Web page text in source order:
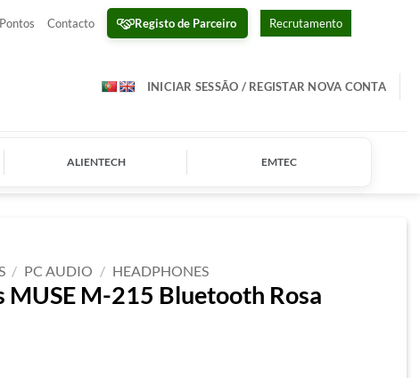
Contacto Registo de Parceiro Recrutamento
INICIAR SESSÃO / REGISTAR NOVA CONTA
ALIENTECH EMTEC
/ PC AUDIO / HEADPHONES
MUSE M-215 Bluetooth Rosa